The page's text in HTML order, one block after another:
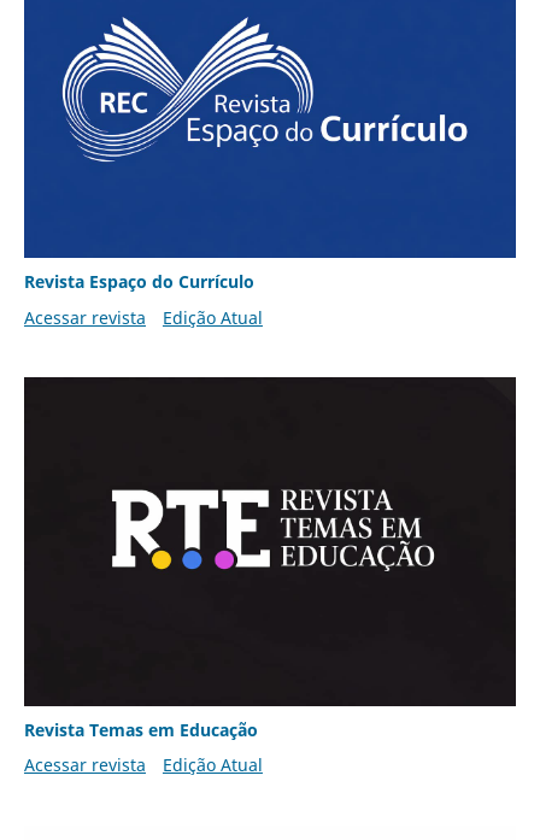
Revista Espaço do Currículo
Acessar revista
Edição Atual
Revista Temas em Educação
Acessar revista
Edição Atual